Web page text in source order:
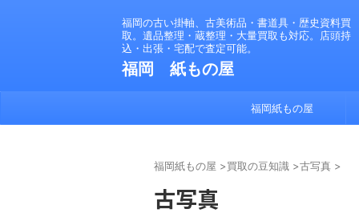
福岡の古い掛軸、古美術品・書道具・歴史資料買
取。遺品整理・蔵整理・大量買取も対応。店頭持
込・出張・宅配で査定可能。
福岡 紙もの屋
福岡紙もの屋
福岡紙もの屋 >買取の豆知識 >古写真 >
古写真